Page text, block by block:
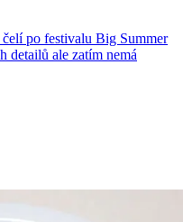
po festivalu Big Summer
detailů ale zatím nemá